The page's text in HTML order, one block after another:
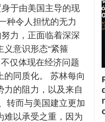
于由美国主导的现
种令人担忧的无力
力，正面临着深深
意识形态“紧箍
仅体现在经济问题
同质化。 苏林每向
的阻力，以及来自
转而与美国建立更加
难以承受之重，因为